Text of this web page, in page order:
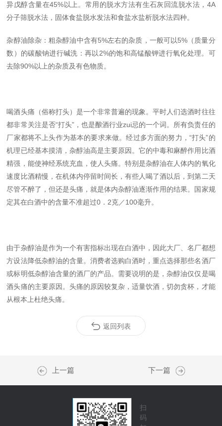
异戊醇含量在45%以上。常用的脱水方法有生石灰回流脱水法， 4A
分子筛脱水法，固体食盐脱水发法和食盐水盐析脱水法四种。
杂醇油除杂：粗杂醇油中含有5%左右的杂质，一般可以5% （质量分
数）的碳酸钠进行碱洗：再以 2%的饱和高锰酸钾进行氧化处理。可
去除90%以上的杂质及有色物质。
喝酒头痛（俗称打头）是一个非常普遍的现象。平时人们选酒时往往
都非常关注是否“打头”，也是酿酒行业zui忌的一个词。所有负责任的
厂家都将不上头作为基本的要求来做。经过多方面的努力，“打头”的
机理已经基本摸清，杂醇油高是主要原因。它的中毒和麻醉作用比酒
精强，能使神经系统充血，使人头痛。特别是杂醇油在人体内的氧化
速度比酒精慢，在机体内停留时间长，有些人喝了酒以后，到第二天
尽管不醉了，但还是头痛，就是体内杂醇油逐渐作用的结果。国家规
定其在白酒中的含量不准超过0 ． 2克／100毫升。
由于杂醇油是作为一个有害指标出现在白酒中，因此大厂、名厂都想
方设法降低杂醇油的含量。消费者选购白酒时，重点选择那些名酒厂
或标明低杂醇油含量的酒厂的产品。需要说明的是，杂醇油仅仅是喝
酒头痛的主要原因。头痛的原因较复杂，适量饮酒，切勿贪杯，才能
从根本上杜绝头痛。
返回列表
上一篇 下一篇
扫
码